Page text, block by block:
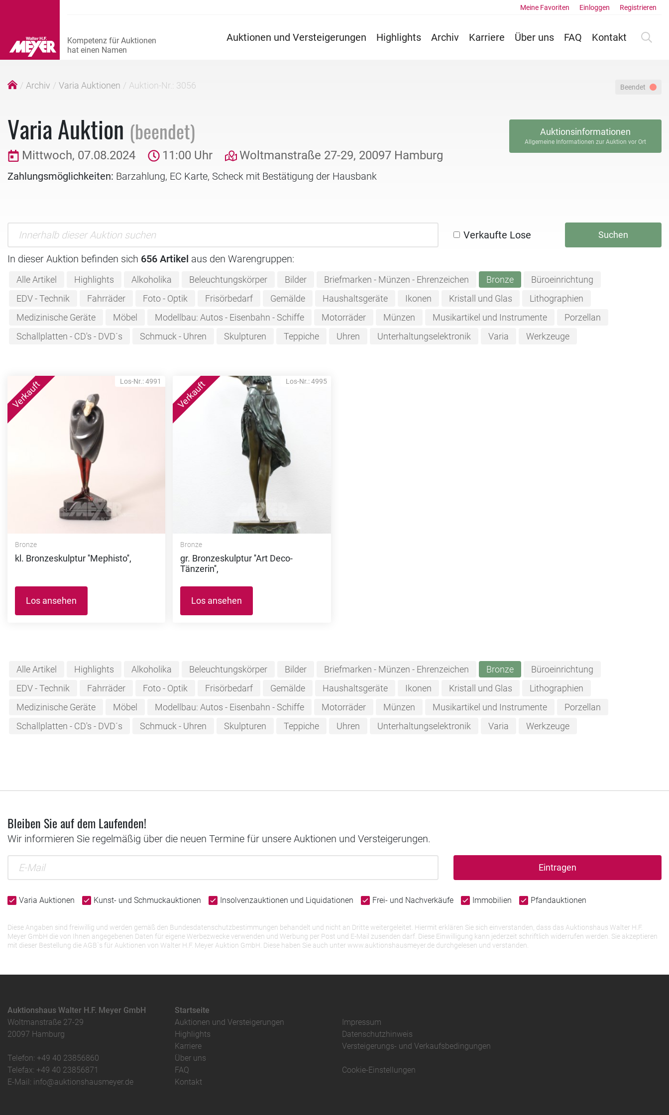
Auktionen und Versteigerungen Highlights Archiv Karriere Über uns FAQ Kontakt
Meine Favoriten Einloggen Registrieren
Archiv Varia Auktionen Auktion-Nr.: 3056 Beendet
Varia Auktion (beendet)
Mittwoch, 07.08.2024 11:00 Uhr Woltmanstraße 27-29, 20097 Hamburg
Zahlungsmöglichkeiten: Barzahlung, EC Karte, Scheck mit Bestätigung der Hausbank
Auktionsinformationen
Allgemeine Informationen zur Auktion vor Ort
Verkaufte Lose Suchen
In dieser Auktion befinden sich 656 Artikel aus den Warengruppen:
Alle Artikel Highlights Alkoholika Beleuchtungskörper Bilder Briefmarken - Münzen - Ehrenzeichen Bronze
Büroeinrichtung
EDV - Technik
Fahrräder Foto - Optik Frisörbedarf Gemälde Haushaltsgeräte Ikonen Kristall und Glas
Lithographien
Medizinische Geräte
Möbel Modellbau: Autos - Eisenbahn - Schiffe Motorräder Münzen Musikartikel und Instrumente
Porzellan
Schallplatten - CD's - DVD´s
Schmuck - Uhren Skulpturen Teppiche Uhren Unterhaltungselektronik Varia Werkzeuge
Los-Nr.: 4991
Bronze
kl. Bronzeskulptur ''Mephisto'',
Los ansehen
Los-Nr.: 4995
Bronze
gr. Bronzeskulptur ''Art Deco-
Tänzerin'',
Los ansehen
Alle Artikel Highlights Alkoholika Beleuchtungskörper Bilder Briefmarken - Münzen - Ehrenzeichen Bronze
Büroeinrichtung
EDV - Technik
Fahrräder Foto - Optik Frisörbedarf Gemälde Haushaltsgeräte Ikonen Kristall und Glas
Lithographien
Medizinische Geräte
Möbel Modellbau: Autos - Eisenbahn - Schiffe Motorräder Münzen Musikartikel und Instrumente
Porzellan
Schallplatten - CD's - DVD´s
Schmuck - Uhren Skulpturen Teppiche Uhren Unterhaltungselektronik Varia Werkzeuge
Bleiben Sie auf dem Laufenden!
Wir informieren Sie regelmäßig über die neuen Termine für unsere Auktionen und Versteigerungen.
Eintragen
Varia Auktionen Kunst- und Schmuckauktionen Insolvenzauktionen und Liquidationen Frei- und Nachverkäufe Immobilien Pfandauktionen
Diese Angaben sind freiwillig und werden gemäß den Bundesdatenschutzbestimmungen behandelt und nicht an Dritte weitergeleitet. Hiermit erklären Sie sich einverstanden, dass das Auktionshaus Walter H.F.
Meyer GmbH die von Ihnen angegebenen Daten für eigene Werbezwecke verwenden und Werbung per Post und E-Mail zusenden darf. Diese Einwilligung kann jederzeit schriftlich widerrufen werden. Sie akzeptieren
mit dieser Bestellung die AGB`s für Auktionen von Walter H.F. Meyer Auktion GmbH. Diese haben Sie auch unter www.auktionshausmeyer.de durchgelesen und verstanden.
Auktionshaus Walter H.F. Meyer GmbH
Woltmanstraße 27-29
20097 Hamburg
Telefon: +49 40 23856860
Telefax: +49 40 23856871
E-Mail: info@auktionshausmeyer.de
Startseite
Auktionen und Versteigerungen
Highlights
Karriere
Über uns
FAQ
Kontakt
Impressum
Datenschutzhinweis
Versteigerungs- und Verkaufsbedingungen
Cookie-Einstellungen